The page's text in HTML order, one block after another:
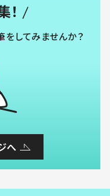
をしてみませんか？
へ